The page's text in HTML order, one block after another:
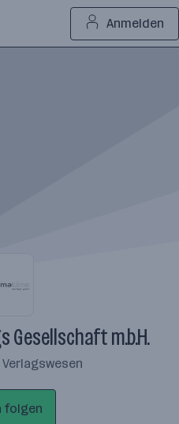
Anmelden
Gesellschaft m.b.H.
Verlagswesen
folgen